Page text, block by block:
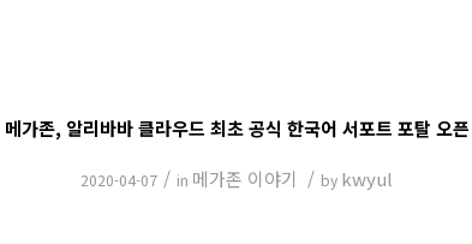
메가존, 알리바바 클라우드 최초 공식 한국어 서포트 포탈 오픈
2020-04-07 / in 메가존 이야기 / by kwyul